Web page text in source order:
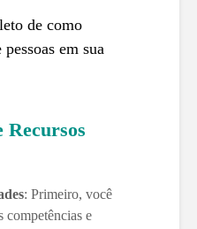
de como
em sua
Recursos
: Primeiro, você
competências e